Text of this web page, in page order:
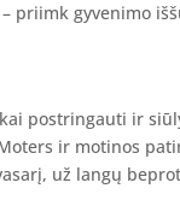
priimk gyvenimo
postringauti ir
ir motinos
už langų